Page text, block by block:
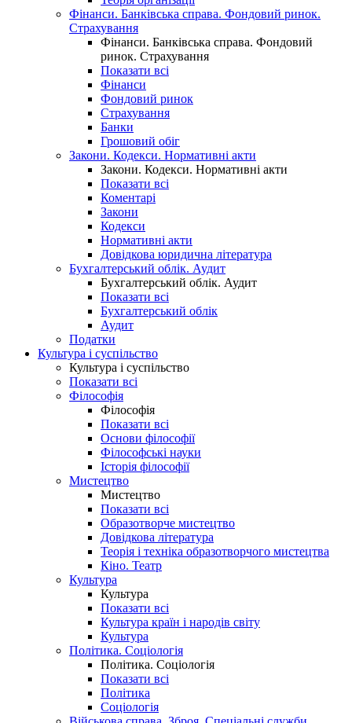
Фінанси. Банківська справа. Фондовий ринок.
Страхування
Фінанси. Банківська справа. Фондовий
ринок. Страхування
Показати всі
Фінанси
Фондовий ринок
Страхування
Банки
Грошовий обіг
Закони. Кодекси. Нормативні акти
Закони. Кодекси. Нормативні акти
Показати всі
Коментарі
Закони
Кодекси
Нормативні акти
Довідкова юридична література
Бухгалтерський облік. Аудит
Бухгалтерський облік. Аудит
Показати всі
Бухгалтерський облік
Аудит
Податки
Культура і суспільство
Культура і суспільство
Показати всі
Філософія
Філософія
Показати всі
Основи філософії
Філософські науки
Історія філософії
Мистецтво
Мистецтво
Показати всі
Образотворче мистецтво
Довідкова література
Теорія і техніка образотворчого мистецтва
Кіно. Театр
Культура
Культура
Показати всі
Культура країн і народів світу
Культура
Політика. Соціологія
Політика. Соціологія
Показати всі
Політика
Соціологія